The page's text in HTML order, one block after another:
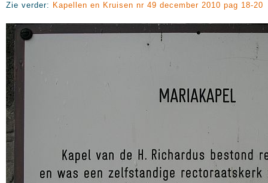
Zie verder: Kapellen en Kruisen nr 49 december 2010 pag 18-20